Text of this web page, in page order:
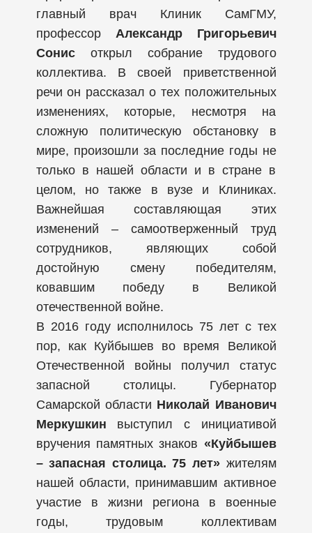
главный врач Клиник СамГМУ,
профессор Александр Григорьевич
Сонисоткрыл собрание трудового
коллектива. В своей приветственной
речи он рассказал о тех положительных
изменениях, которые, несмотря на
сложную политическую обстановку в
мире, произошли за последние годы не
только в нашей области и в стране в
целом, но также в вузе и Клиниках.
Важнейшая составляющая этих
изменений – самоотверженный труд
сотрудников, являющих собой
достойную смену победителям,
ковавшим победу в Великой
отечественной войне.
В 2016 году исполнилось 75 лет с тех
пор, как Куйбышев во время Великой
Отечественной войны получил статус
запасной столицы. Губернатор
Самарской области Николай Иванович
Меркушкин выступил с инициативой
вручения памятных знаков «Куйбышев
– запасная столица. 75 лет»жителям
нашей области, принимавшим активное
участие в жизни региона в военные
годы, трудовым коллективам